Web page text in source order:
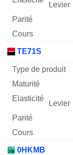
TE71S
0HKMB